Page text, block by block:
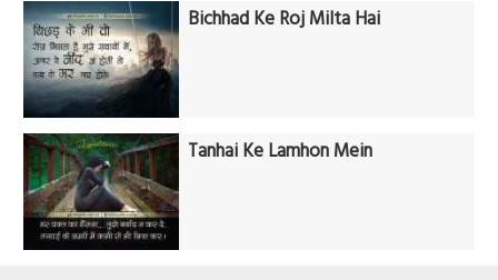
Bichhad Ke Roj Milta Hai
Tanhai Ke Lamhon Mein